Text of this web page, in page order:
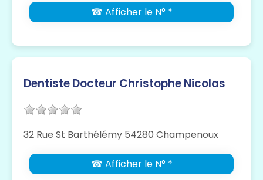
☎ Afficher le N° *
Dentiste Docteur Christophe Nicolas
32 Rue St Barthélémy 54280 Champenoux
☎ Afficher le N° *